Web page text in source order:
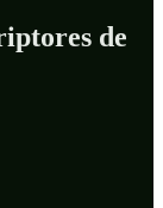
de